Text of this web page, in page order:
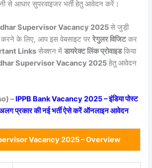
से आधार सुपरवाइजर भर्ती हेतु आवेदन करें।
Supervisor Vacancy 2025से जुड़ी
करने के लिए, आप इस वेबसाइट पररेगुलर विजिटकर
Links सेक्शन मेंडायरेक्ट लिंक प्रोवाइडकिया
Supervisor Vacancy 2025 हेतु आवेदन
–IPPB Bank Vacancy 2025 – इंडिया पोस्ट
प्रकार की नई भर्ती ऐसे करें ऑनलाइन आवेदन
Vacancy 2025 – Overview